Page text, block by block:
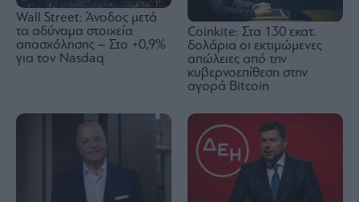
Wall Street: Άνοδος μετά
τα αδύναμα στοιχεία
απασχόλησης – Στο +0,9%
για τον Nasdaq
Coinkite: Στα 130 εκατ.
δολάρια οι εκτιμώμενες
απώλειες από την
κυβερνοεπίθεση στην
αγορά Bitcoin